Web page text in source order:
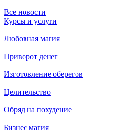
Все новости
Курсы и услуги
Любовная магия
Приворот денег
Изготовление оберегов
Целительство
Обряд на похудение
Бизнес магия